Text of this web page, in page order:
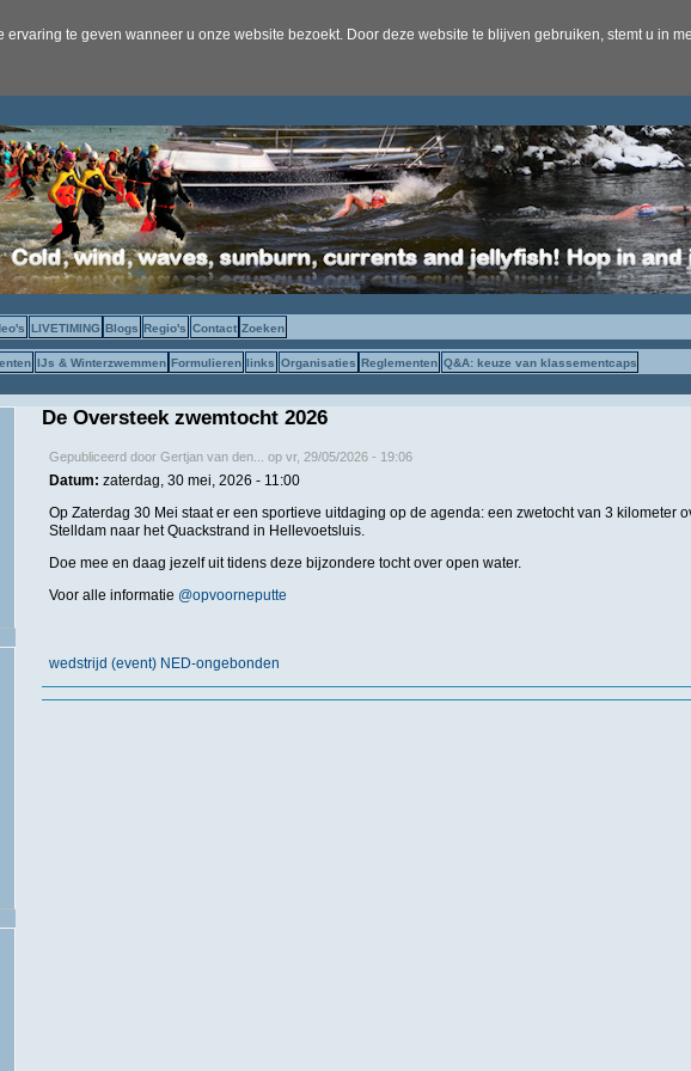
te geven wanneer u onze website bezoekt. Door deze website te blijven gebruiken, stemt u in
LIVETIMING Blogs Regio's Contact Zoeken
IJs & Winterzwemmen Formulieren links Organisaties Reglementen Q&A: keuze van klassementcaps
De Oversteek zwemtocht 2026
Gepubliceerd door Gertjan van den... op vr, 29/05/2026 - 19:06
Datum: zaterdag, 30 mei, 2026 - 11:00
Op Zaterdag 30 Mei staat er een sportieve uitdaging op de agenda: een zwetocht van 3 kilometer
Stelldam naar het Quackstrand in Hellevoetsluis.
Doe mee en daag jezelf uit tidens deze bijzondere tocht over open water.
Voor alle informatie @opvoorneputte
wedstrijd (event) NED-ongebonden